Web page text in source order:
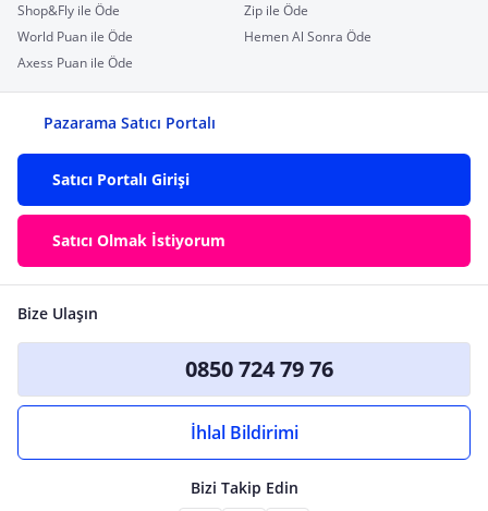
Shop&Fly ile Öde
Zip ile Öde
World Puan ile Öde
Hemen Al Sonra Öde
Axess Puan ile Öde
Pazarama Satıcı Portalı
Satıcı Portalı Girişi
Satıcı Olmak İstiyorum
Bize Ulaşın
0850 724 79 76
İhlal Bildirimi
Bizi Takip Edin